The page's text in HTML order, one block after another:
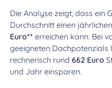
Die Analyse zeigt, dass ein
Durchschnitt einen
Euro** erreichen kann. Bei
geeigneten Dachpotenzials
rechnerisch rund 662 Euro
und Jahr einsparen.